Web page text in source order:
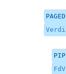
PAGED
Verdi
PIP
FdV